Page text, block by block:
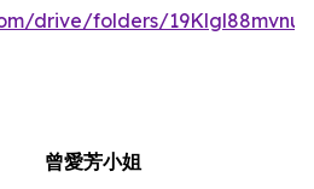
drive/folders/
曾愛芳小姐